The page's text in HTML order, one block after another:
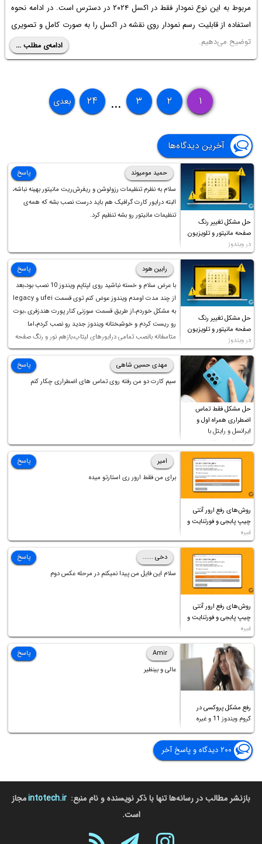
مربوط به این نوع نمودار فقط در اکسل ۲۰۲۴ در دسترس است. در ادامه نحوه
استفاده از قابلیت رسم نمودار روی نقشه در اکسل را به صورت کامل و تصویری
توضیح می‌دهیم.
ادامه‌ی مطلب ...
۱ ۲ ۳ ... ۲۴ بعدی
آخرین دیدگاه‌ها
حل مشکل تغییر رنگ
صفحه مانیتور و تلویزیون
در ویندوز
حمید مومیوند
سلام به نظرم تنظیمات رزولوشن و ریفرش‌ریت مانیتور بهینه نباشه،
البته درایور کارت گرافیک هم باید درست نصب بشه که همه‌ی
تنظیمات مانیتور رو بشه تنظیم کرد.
پاسخ
حل مشکل تغییر رنگ
صفحه مانیتور و تلویزیون
در ویندوز
رابین هود
با عرض سلام و خسته نباشید روی لپتاپم ویندوز 10 نصب بود،بعد
از چند مدت اومدم ویندوز عوض کنم توی قسمت ufei و legacy
به مشکل خوردم،از طریق قسمت سوزنی کنار پورت هندزفری ،بوت
رو ریست کردم و خوشبختانه ویندوز جدید رو نصب کردم،اما
متاسفانه بانصب تمامی درایورهای لپتاپ،بازهم نور و رنگ صفحه
چه موقع کار چه موقع پخش فیلم مثل سابق نیست(نور زیاده و بی
کیفیت)،با ابدیت کردن کارت گرافیک،کالیبره کردن و غیره هم نور و
رنگ درست نشد (انگار تصویر ماته)، خواهشمند است راهنمایی
فرمایید باتشکر
پاسخ
حل مشکل فقط تماس
اضطراری همراه اول و
ایرانسل و رایتل با
روش‌های مختلف
مهدی حسین شاهی
سیم کارت دو من رفته روی تماس های اضطراری چکار کنم
پاسخ
روش‌های رفع ارور آنتی
چیپ پابجی و فورتنایت و
غیره
امیر
برای من فقط ارور ری استارتو میده
پاسخ
روش‌های رفع ارور آنتی
چیپ پابجی و فورتنایت و
غیره
دخی ......
سلام این فایل من پیدا نمیکنم در مرحله عکس دوم
پاسخ
رفع مشکل پروکسی در
کروم ویندوز 11 و غیره
Amir
عالی و بینظیر
پاسخ
۲۰۰ دیدگاه و پاسخ آخر
بازنشر مطالب در رسانه‌ها تنها با ذکر نویسنده و نام منبع: intotech.irمجاز
است.